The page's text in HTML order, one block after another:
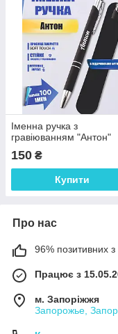
Іменна ручка з
гравіюванням "Антон"
150 ₴
Купити
Про нас
96% позитивних з
Працює з
м. Запоріжжя
Запорожье,